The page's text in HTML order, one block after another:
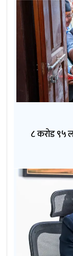
८ करोड ९५